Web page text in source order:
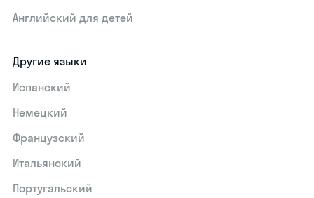
Английский для детей
Другие языки
Испанский
Немецкий
Французский
Итальянский
Португальский